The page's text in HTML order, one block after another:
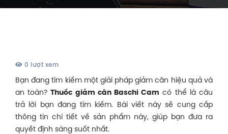
0 lượt xem
Bạn đang tìm kiếm một giải pháp giảm cân hiệu quả và
an toàn? Thuốc giảm cân Baschi Cam có thể là câu
trả lời bạn đang tìm kiếm. Bài viết này sẽ cung cấp
thông tin chi tiết về sản phẩm này, giúp bạn đưa ra
quyết định sáng suốt nhất.